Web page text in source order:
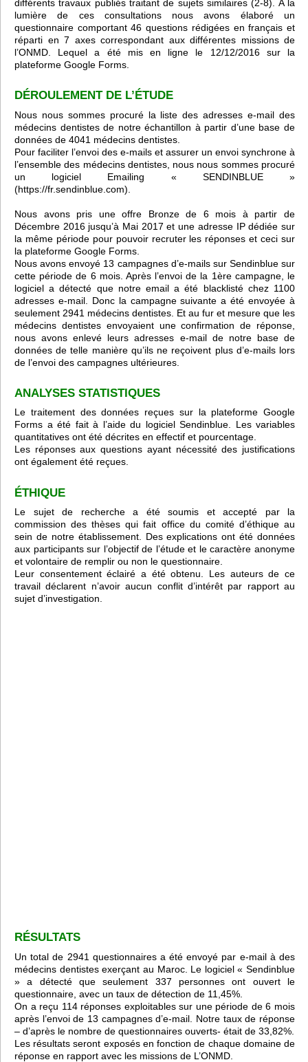
différents travaux publiés traitant de sujets similaires (2-8). A la
lumière de ces consultations nous avons élaboré un
questionnaire comportant 46 questions rédigées en français et
réparti en 7 axes correspondant aux différentes missions de
l’ONMD. Lequel a été mis en ligne le 12/12/2016 sur la
plateforme Google Forms.
DÉROULEMENT DE L’ÉTUDE
Nous nous sommes procuré la liste des adresses e-mail des
médecins dentistes de notre échantillon à partir d’une base de
données de 4041 médecins dentistes.
Pour faciliter l’envoi des e-mails et assurer un envoi synchrone à
l’ensemble des médecins dentistes, nous nous sommes procuré
un logiciel Emailing « SENDINBLUE »
(https://fr.sendinblue.com).
Nous avons pris une offre Bronze de 6 mois à partir de
Décembre 2016 jusqu’à Mai 2017 et une adresse IP dédiée sur
la même période pour pouvoir recruter les réponses et ceci sur
la plateforme Google Forms.
Nous avons envoyé 13 campagnes d’e-mails sur Sendinblue sur
cette période de 6 mois. Après l’envoi de la 1ère campagne, le
logiciel a détecté que notre email a été blacklisté chez 1100
adresses e-mail. Donc la campagne suivante a été envoyée à
seulement 2941 médecins dentistes. Et au fur et mesure que les
médecins dentistes envoyaient une confirmation de réponse,
nous avons enlevé leurs adresses e-mail de notre base de
données de telle manière qu’ils ne reçoivent plus d’e-mails lors
de l’envoi des campagnes ultérieures.
ANALYSES STATISTIQUES
Le traitement des données reçues sur la plateforme Google
Forms a été fait à l’aide du logiciel Sendinblue. Les variables
quantitatives ont été décrites en effectif et pourcentage.
Les réponses aux questions ayant nécessité des justifications
ont également été reçues.
ÉTHIQUE
Le sujet de recherche a été soumis et accepté par la
commission des thèses qui fait office du comité d’éthique au
sein de notre établissement. Des explications ont été données
aux participants sur l’objectif de l’étude et le caractère anonyme
et volontaire de remplir ou non le questionnaire.
Leur consentement éclairé a été obtenu. Les auteurs de ce
travail déclarent n’avoir aucun conflit d’intérêt par rapport au
sujet d’investigation.
RÉSULTATS
Un total de 2941 questionnaires a été envoyé par e-mail à des
médecins dentistes exerçant au Maroc. Le logiciel « Sendinblue
» a détecté que seulement 337 personnes ont ouvert le
questionnaire, avec un taux de détection de 11,45%.
On a reçu 114 réponses exploitables sur une période de 6 mois
après l’envoi de 13 campagnes d’e-mail. Notre taux de réponse
– d’après le nombre de questionnaires ouverts- était de 33,82%.
Les résultats seront exposés en fonction de chaque domaine de
réponse en rapport avec les missions de L’ONMD.